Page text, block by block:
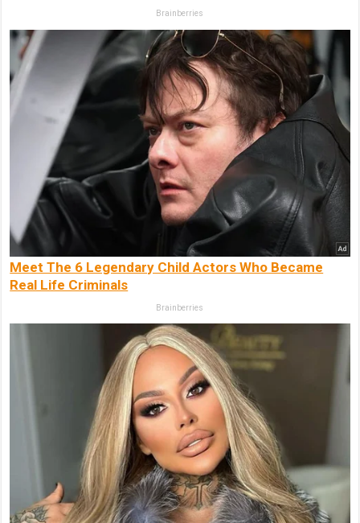
Brainberries
Meet The 6 Legendary Child Actors Who Became
Real Life Criminals
Brainberries